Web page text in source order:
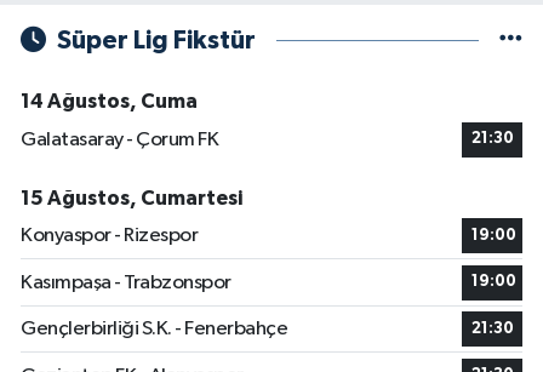
Süper Lig Fikstür
14 Ağustos, Cuma
Galatasaray - Çorum FK
21:30
15 Ağustos, Cumartesi
Konyaspor - Rizespor
19:00
Kasımpaşa - Trabzonspor 19:00
Gençlerbirliği S.K. - Fenerbahçe 21:30